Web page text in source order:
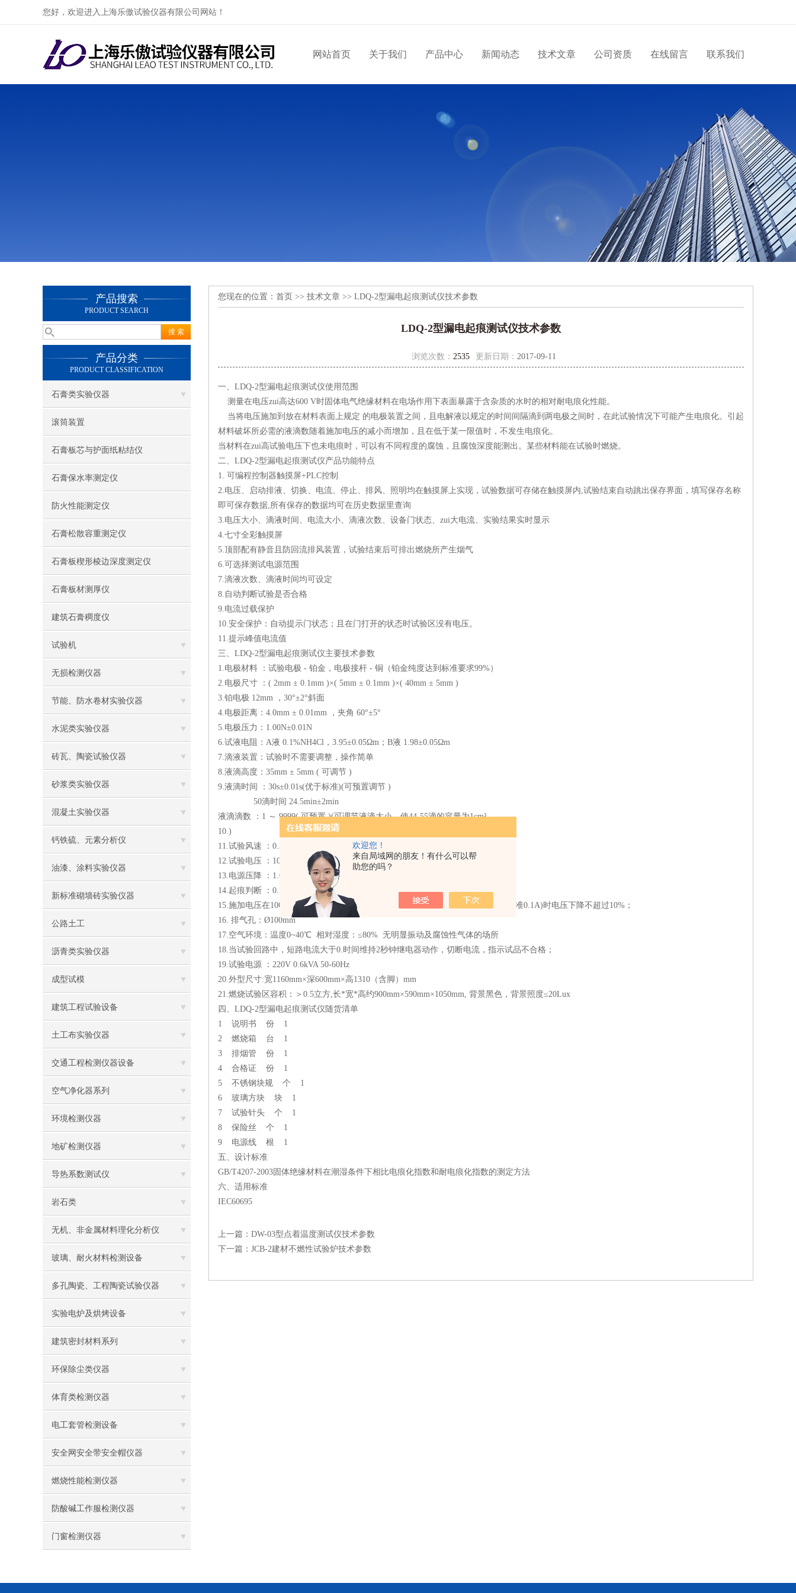
欢迎您！
来自局域网的朋友！有什么可以帮
助您的吗？
您好，欢迎进入上海乐傲试验仪器有限公司网站！
网站首页 关于我们 产品中心 新闻动态 技术文章 公司资质 在线留言 联系我们
产品搜索
PRODUCT SEARCH
产品分类
PRODUCT CLASSIFICATION
石膏类实验仪器
滚筒装置
石膏板芯与护面纸粘结仪
石膏保水率测定仪
防火性能测定仪
石膏松散容重测定仪
石膏板楔形棱边深度测定仪
石膏板材测厚仪
建筑石膏稠度仪
试验机
无损检测仪器
节能、防水卷材实验仪器
水泥类实验仪器
砖瓦、陶瓷试验仪器
砂浆类实验仪器
混凝土实验仪器
钙铁硫、元素分析仪
油漆、涂料实验仪器
新标准砌墙砖实验仪器
公路土工
沥青类实验仪器
成型试模
建筑工程试验设备
土工布实验仪器
交通工程检测仪器设备
空气净化器系列
环境检测仪器
地矿检测仪器
导热系数测试仪
岩石类
无机、非金属材料理化分析仪
玻璃、耐火材料检测设备
多孔陶瓷、工程陶瓷试验仪器
实验电炉及烘烤设备
建筑密封材料系列
环保除尘类仪器
体育类检测仪器
电工套管检测设备
安全网安全带安全帽仪器
燃烧性能检测仪器
防酸碱工作服检测仪器
门窗检测仪器
您现在的位置： 首页 >> 技术文章 >> LDQ-2型漏电起痕测试仪技术参数
LDQ-2型漏电起痕测试仪技术参数
浏览次数： 2535 更新日期： 2017-09-11
一、LDQ-2型漏电起痕测试仪使用范围
测量在电压zui高达600 V时固体电气绝缘材料在电场作用下表面暴露于含杂质的水时的相对耐电痕化性能。
当将电压施加到放在材料表面上规定 的电极装置之间，且电解液以规定的时间间隔滴到两电极之间时，在此试验情况下可能产生电痕化。引起
材料破坏所必需的液滴数随着施加电压的减小而增加，且在低于某一限值时，不发生电痕化。
当材料在zui高试验电压下也未电痕时，可以有不同程度的腐蚀，且腐蚀深度能测出。某些材料能在试验时燃烧。
二、LDQ-2型漏电起痕测试仪产品功能特点
1. 可编程控制器触摸屏+PLC控制
2.电压、启动排液、切换、电流、停止、排风、照明均在触摸屏上实现，试验数据可存储在触摸屏内,试验结束自动跳出保存界面，填写保存名称
即可保存数据,所有保存的数据均可在历史数据里查询
3.电压大小、滴液时间、电流大小、滴液次数、设备门状态、zui大电流、实验结果实时显示
4.七寸全彩触摸屏
5.顶部配有静音且防回流排风装置，试验结束后可排出燃烧所产生烟气
6.可选择测试电源范围
7.滴液次数、滴液时间均可设定
8.自动判断试验是否合格
9.电流过载保护
10.安全保护：自动提示门状态；且在门打开的状态时试验区没有电压。
11.提示峰值电流值
三、LDQ-2型漏电起痕测试仪主要技术参数
1.电极材料 ：试验电极 - 铂金，电极接杆 - 铜（铂金纯度达到标准要求99%）
2.电极尺寸 ：( 2mm ± 0.1mm )×( 5mm ± 0.1mm )×( 40mm ± 5mm )
3.铂电极 12mm ，30°±2°斜面
4.电极距离：4.0mm ± 0.01mm ，夹角 60°±5°
5.电极压力：1.00N±0.01N
6.试液电阻：A液 0.1%NH4Cl，3.95±0.05Ωm；B液 1.98±0.05Ωm
7.滴液装置：试验时不需要调整，操作简单
8.液滴高度：35mm ± 5mm ( 可调节 )
9.液滴时间 ：30s±0.01s(优于标准)(可预置调节 )
50滴时间 24.5min±2min
液滴滴数 ：1 ～ 9999( 可预置 )(可调节液滴大小，使44-55滴的容量为1cm³
10.)
11.试验风速 ：0.2m /s( 新标准 )
12.试验电压 ：100V ～ 600V(25V 分度，可调节 )
13.电源压降 ：1.0A ± 0.1A 时 8%
14.起痕判断 ：0.50A ±10% ， 2.00s±10%
15.施加电压在100～600V（48～60Hz）之间可调，短路电流在1.0±0.0001A(优于标准0.1A)时电压下降不超过10%；
16. 排气孔：Ø100mm
17.空气环境：温度0~40℃ 相对湿度：≤80% 无明显振动及腐蚀性气体的场所
18.当试验回路中，短路电流大于0.时间维持2秒钟继电器动作，切断电流，指示试品不合格；
19.试验电源 ：220V 0.6kVA 50-60Hz
20.外型尺寸:宽1160mm×深600mm×高1310（含脚）mm
21.燃烧试验区容积：＞0.5立方,长*宽*高约900mm×590mm×1050mm, 背景黑色，背景照度≤20Lux
四、LDQ-2型漏电起痕测试仪随货清单
1 说明书 份 1
2 燃烧箱 台 1
3 排烟管 份 1
4 合格证 份 1
5 不锈钢块规 个 1
6 玻璃方块 块 1
7 试验针头 个 1
8 保险丝 个 1
9 电源线 根 1
五、设计标准
GB/T4207-2003固体绝缘材料在潮湿条件下相比电痕化指数和耐电痕化指数的测定方法
六、适用标准
IEC60695
上一篇： DW-03型点着温度测试仪技术参数
下一篇： JCB-2建材不燃性试验炉技术参数